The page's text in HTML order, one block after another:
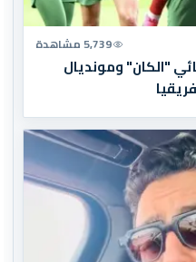
5,739 مشاهدة
"الكان" ومونديال